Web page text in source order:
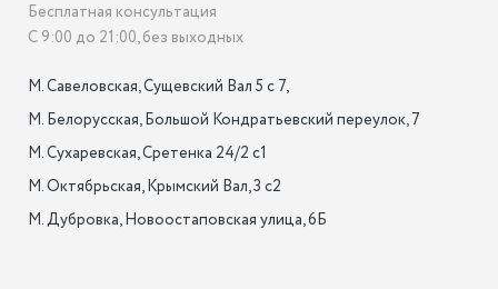
Бесплатная консультация
С 9:00 до 21:00, без выходных
М. Савеловская, Сущевский Вал 5 с 7,
М. Белорусская, Большой Кондратьевский переулок, 7
М. Сухаревская, Сретенка 24/2 с1
М. Октябрьская, Крымский Вал, 3 с2
М. Дубровка, Новоостаповская улица, 6Б